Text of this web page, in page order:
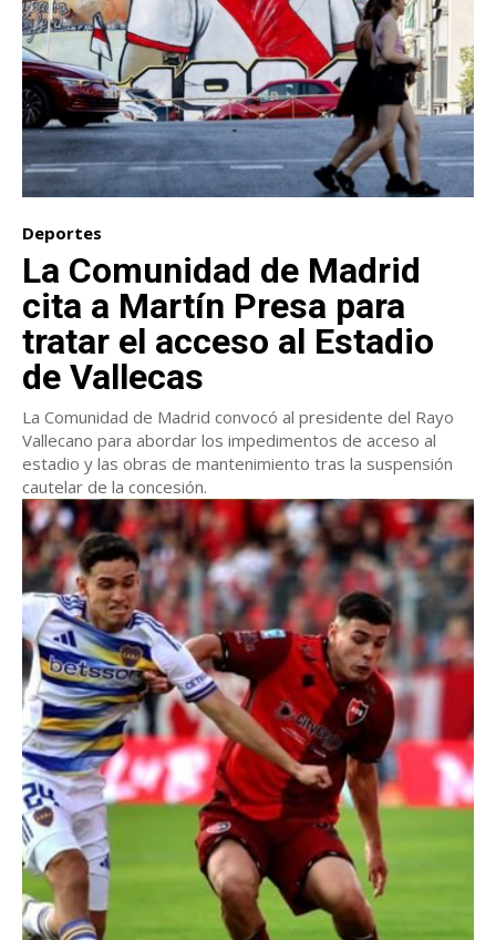
Deportes
La Comunidad de Madrid
cita a Martín Presa para
tratar el acceso al Estadio
de Vallecas
La Comunidad de Madrid convocó al presidente del Rayo
Vallecano para abordar los impedimentos de acceso al
estadio y las obras de mantenimiento tras la suspensión
cautelar de la concesión.